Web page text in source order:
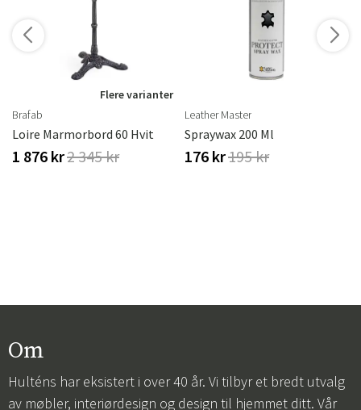
Flere varianter
Brafab
Loire Marmorbord 60 Hvit
1 876 kr2 345 kr
Leather Master
Spraywax 200 Ml
176 kr195 kr
Om
Hulténs har eksistert i over 40 år. Vi tilbyr et bredt utvalg
av møbler, interiørdesign og design til hjemmet ditt. Vår